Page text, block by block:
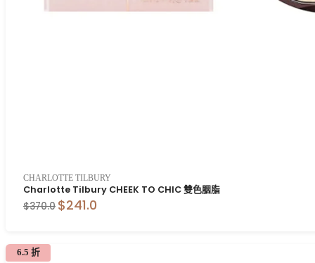
CHARLOTTE TILBURY
Charlotte Tilbury CHEEK TO CHIC 雙色胭脂
$370.0 $241.0
6.5 折